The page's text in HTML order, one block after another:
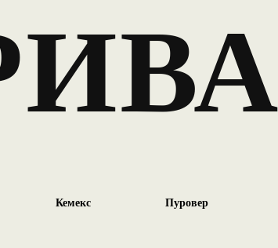
Кемекс Пуровер